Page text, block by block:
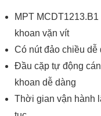
MPT
khoan vặn vít
Có nút đảo chiều dễ
Đầu cặp tự động
khoan dễ dàng
Thời gian vận hành